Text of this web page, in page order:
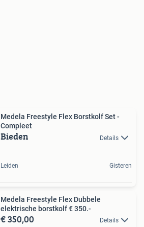
Medela Freestyle Flex Borstkolf Set -
Compleet
Bieden Details
Leiden Gisteren
Medela Freestyle Flex Dubbele
elektrische borstkolf € 350.-
€ 350,00 Details